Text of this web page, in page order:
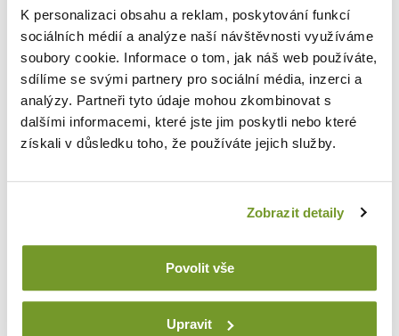
K personalizaci obsahu a reklam, poskytování funkcí
sociálních médií a analýze naší návštěvnosti využíváme
soubory cookie. Informace o tom, jak náš web používáte,
sdílíme se svými partnery pro sociální média, inzerci a
analýzy. Partneři tyto údaje mohou zkombinovat s
dalšími informacemi, které jste jim poskytli nebo které
získali v důsledku toho, že používáte jejich služby.
Zobrazit detaily
Povolit vše
Upravit
Poľnohospodárske haly 2018
pan Beneš Ustájení
skotu, Lipice
Detail